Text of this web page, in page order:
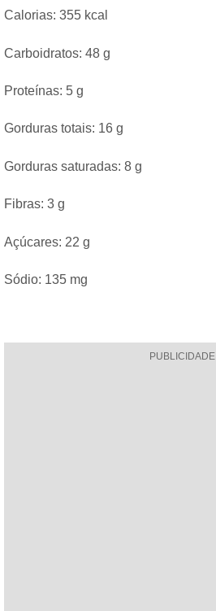
Calorias: 355 kcal
Carboidratos: 48 g
Proteínas: 5 g
Gorduras totais: 16 g
Gorduras saturadas: 8 g
Fibras: 3 g
Açúcares: 22 g
Sódio: 135 mg
PUBLICIDADE